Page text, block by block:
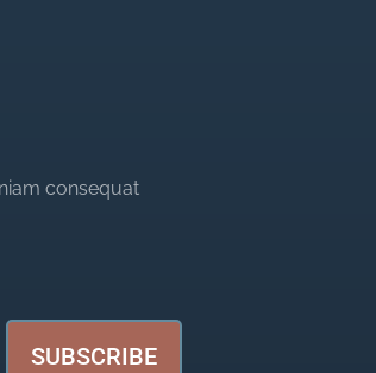
consequat
SUBSCRIBE